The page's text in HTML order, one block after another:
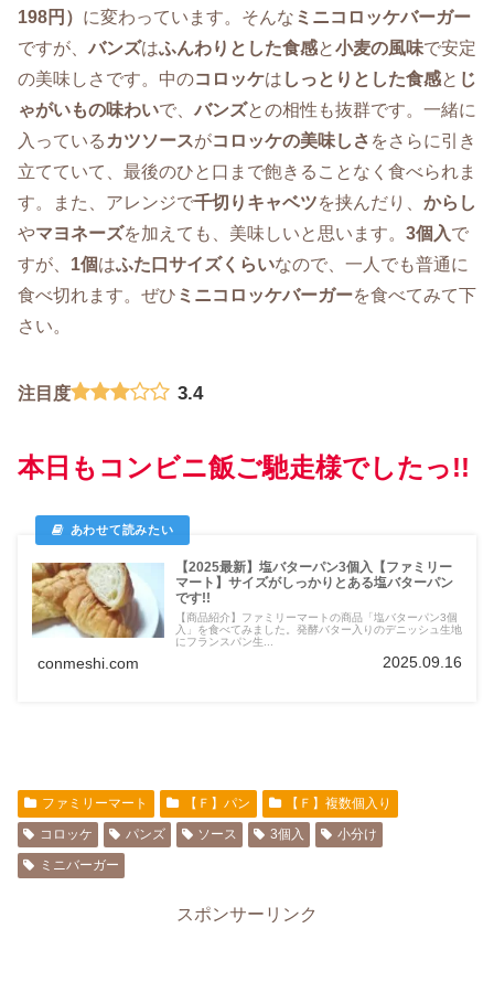
198円） に変わっています。そんな ミニコロッケバーガー
ですが、 バンズはふんわりとした食感と小麦の風味で安定
の美味しさです。中のコロッケは しっとりとした食感と じ
ゃがいもの味わいで、 バンズとの相性も抜群です。一緒に
入っている カツソースがコロッケの美味しさ をさらに引き
立てていて、最後のひと口まで飽きることなく食べられま
す。また、アレンジで千切りキャベツを挟んだり、 からし
やマヨネーズを加えても、美味しいと思います。 3個入で
すが、 1個はふた口サイズくらいなので、一人でも普通に
食べ切れます。ぜひ ミニコロッケバーガーを食べてみて下
さい。
注目度 3.4
本日もコンビニ飯ご馳走様でしたっ!!
【2025最新】塩バターパン3個入【ファミリー
マート】サイズがしっかりとある塩バターパン
です!!
【商品紹介】ファミリーマートの商品「塩バターパン3個
入」を食べてみました。発酵バター入りのデニッシュ生地
にフランスパン生...
conmeshi.com 2025.09.16
ファミリーマート 【Ｆ】パン
【Ｆ】複数個入り
コロッケ
パンズ ソース 3個入
小分け
ミニバーガー
スポンサーリンク